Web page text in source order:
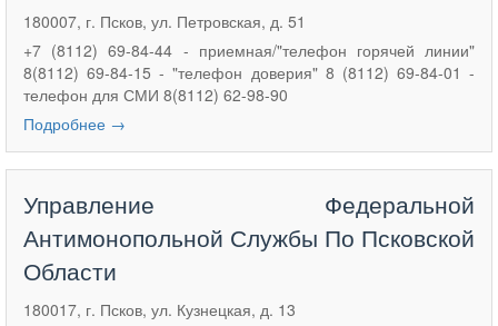
180007, г. Псков, ул. Петровская, д. 51
+7 (8112) 69-84-44 - приемная/"телефон горячей линии"
8(8112) 69-84-15 - "телефон доверия" 8 (8112) 69-84-01 -
телефон для СМИ 8(8112) 62-98-90
Подробнее →
Управление Федеральной
Антимонопольной Службы По Псковской
Области
180017, г. Псков, ул. Кузнецкая, д. 13